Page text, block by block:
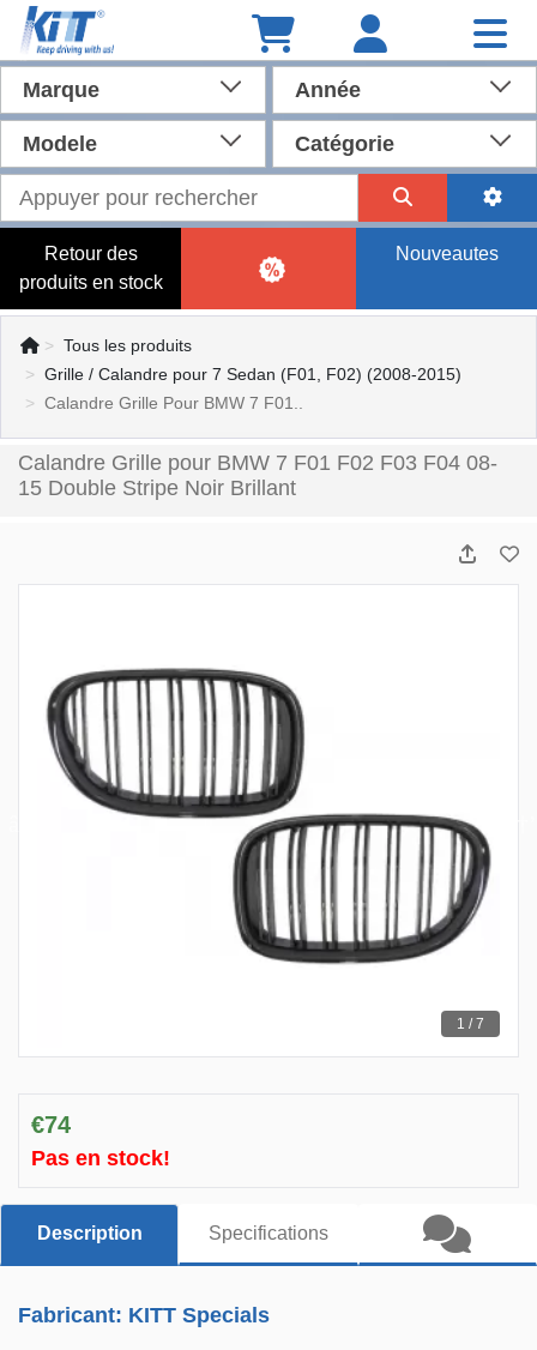
Marque Année
Modele Catégorie
Retour des
produits en stock
Nouveautes
Tous les produits
Grille / Calandre pour 7 Sedan (F01, F02) (2008-2015)
Calandre Grille Pour BMW 7 F01..
Calandre Grille pour BMW 7 F01 F02 F03 F04 08-
15 Double Stripe Noir Brillant
1 / 7
€74
Pas en stock!
Description Specifications
Fabricant: KITT Specials